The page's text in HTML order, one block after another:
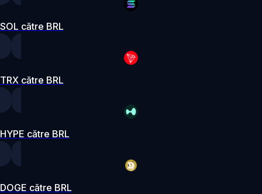
SOL către BRL
TRX către BRL
HYPE către BRL
DOGE către BRL